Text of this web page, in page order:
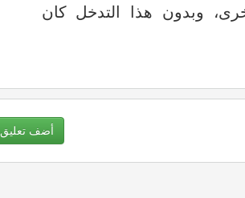
وبدون هذا التدخل كان
أضف تعليق